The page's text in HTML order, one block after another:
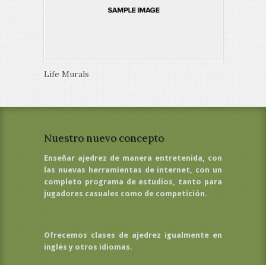
Life Murals
Nuestro nuevo concepto
Enseñar ajedrez de manera entretenida, con
las nuevas herramientas de internet, con un
completo programa de estudios, tanto para
jugadores casuales como de competición.
Ofrecemos clases de ajedrez igualmente en
inglés y otros idiomas.